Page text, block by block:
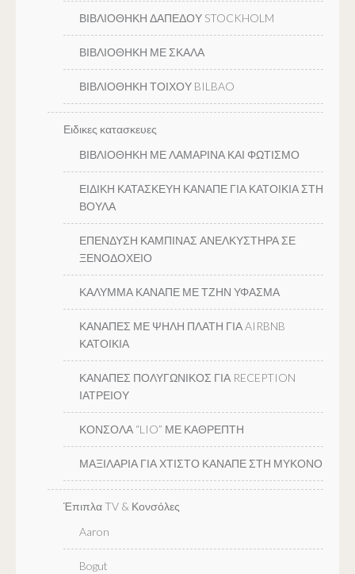
ΒΙΒΛΙΟΘΗΚΗ ΔΑΠΕΔΟΥ STOCKHOLM
ΒΙΒΛΙΟΘΗΚΗ ΜΕ ΣΚΑΛΑ
ΒΙΒΛΙΟΘΗΚΗ ΤΟΙΧΟΥ BILBAO
Ειδικες κατασκευες
ΒΙΒΛΙΟΘΗΚΗ ΜΕ ΛΑΜΑΡΙΝΑ ΚΑΙ ΦΩΤΙΣΜΟ
ΕΙΔΙΚΗ ΚΑΤΑΣΚΕΥΗ ΚΑΝΑΠΕ ΓΙΑ ΚΑΤΟΙΚΙΑ ΣΤΗ
ΒΟΥΛΑ
ΕΠΕΝΔΥΣΗ ΚΑΜΠΙΝΑΣ ΑΝΕΛΚΥΣΤΗΡΑ ΣΕ
ΞΕΝΟΔΟΧΕΙΟ
ΚΑΛΥΜΜΑ ΚΑΝΑΠΕ ΜΕ ΤΖΗΝ ΥΦΑΣΜΑ
ΚΑΝΑΠΕΣ ΜΕ ΨΗΛΗ ΠΛΑΤΗ ΓΙΑ AIRBNB
ΚΑΤΟΙΚΙΑ
ΚΑΝΑΠΕΣ ΠΟΛΥΓΩΝΙΚΟΣ ΓΙΑ RECEPTION
ΙΑΤΡΕΙΟΥ
ΚΟΝΣΟΛΑ “LIO” ΜΕ ΚΑΘΡΕΠΤΗ
ΜΑΞΙΛΑΡΙΑ ΓΙΑ ΧΤΙΣΤΟ ΚΑΝΑΠΕ ΣΤΗ ΜΥΚΟΝΟ
Έπιπλα TV & Κονσόλες
Aaron
Bogut